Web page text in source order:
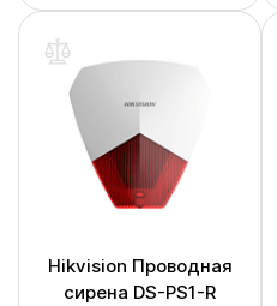
Hikvision Проводная
сирена DS-PS1-R